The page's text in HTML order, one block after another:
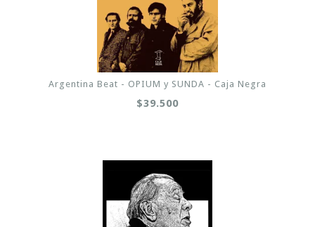
Argentina Beat - OPIUM y SUNDA - Caja Negra
$39.500